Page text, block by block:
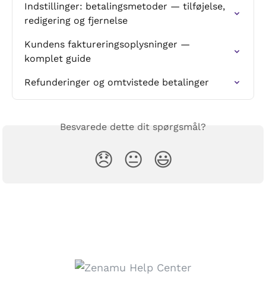
Indstillinger: betalingsmetoder — tilføjelse,
redigering og fjernelse
Kundens faktureringsoplysninger —
komplet guide
Refunderinger og omtvistede betalinger
Besvarede dette dit spørgsmål?
😞 😐 😃